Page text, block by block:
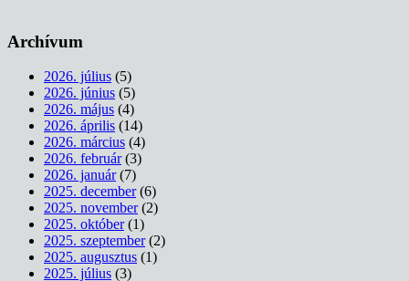
Archívum
2026. július (5)
2026. június (5)
2026. május (4)
2026. április (14)
2026. március (4)
2026. február(3)
2026. január(7)
2025. december(6)
2025. november(2)
2025. október(1)
2025. szeptember(2)
2025. augusztus (1)
2025. július (3)